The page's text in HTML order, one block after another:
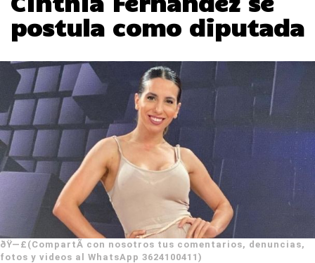
postula como diputada
ðŸ—£(CompartÃ­ con nosotros tus comentarios, denuncias,
fotos y videos al WhatsApp 3624100411)